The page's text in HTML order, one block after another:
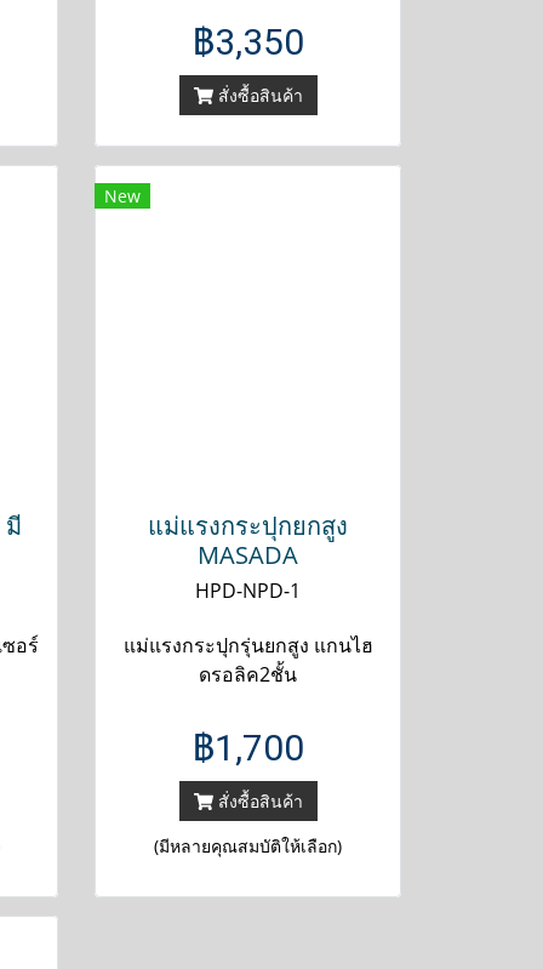
฿3,350
สั่งซื้อสินค้า
อร์
New
แม่แรงกระปุกยกสูง
MASADA
HPD-NPD-1
แม่แรงกระปุกรุ่นยกสูง แกนไฮ
ดรอลิค2ชั้น
฿1,700
สั่งซื้อสินค้า
(มีหลายคุณสมบัติให้เลือก)